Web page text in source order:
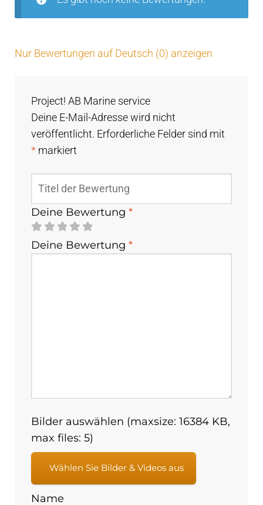
Nur Bewertungen auf Deutsch (0) anzeigen
Project! AB Marine service
Deine E-Mail-Adresse wird nicht
veröffentlicht. Erforderliche Felder sind mit
* markiert
Deine Bewertung*
Deine Bewertung*
Bilder auswählen (maxsize: 16384 KB,
max files: 5)
Wählen Sie Bilder & Videos aus
Name